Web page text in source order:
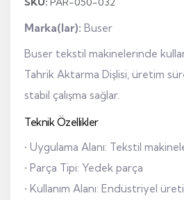
Marka(lar): Buser
Buser tekstil makinelerinde
Tahrik Aktarma Dişlisi, üretim
stabil çalışma sağlar.
Teknik Özellikler
• Uygulama Alanı: Tekstil
• Parça Tipi: Yedek parça
• Kullanım Alanı: Endüstriyel